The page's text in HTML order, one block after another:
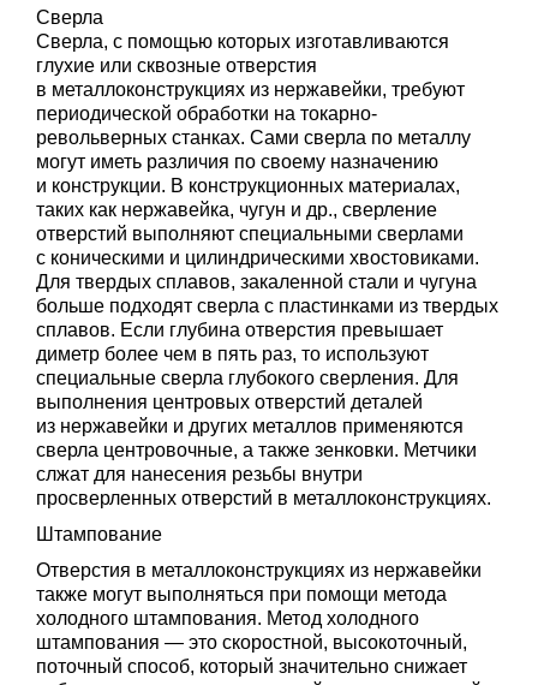
Сверла
Сверла, с помощью которых изготавливаются
глухие или сквозные отверстия
в металлоконструкциях из нержавейки, требуют
периодической обработки на токарно-
револьверных станках. Сами сверла по металлу
могут иметь различия по своему назначению
и конструкции. В конструкционных материалах,
таких как нержавейка, чугун и др., сверление
отверстий выполняют специальными сверлами
с коническими и цилиндрическими хвостовиками.
Для твердых сплавов, закаленной стали и чугуна
больше подходят сверла с пластинками из твердых
сплавов. Если глубина отверстия превышает
диметр более чем в пять раз, то используют
специальные сверла глубокого сверления. Для
выполнения центровых отверстий деталей
из нержавейки и других металлов применяются
сверла центровочные, а также зенковки. Метчики
слжат для нанесения резьбы внутри
просверленных отверстий в металлоконструкциях.
Штампование
Отверстия в металлоконструкциях из нержавейки
также могут выполняться при помощи метода
холодного штампования. Метод холодного
штампования — это скоростной, высокоточный,
поточный способ, который значительно снижает